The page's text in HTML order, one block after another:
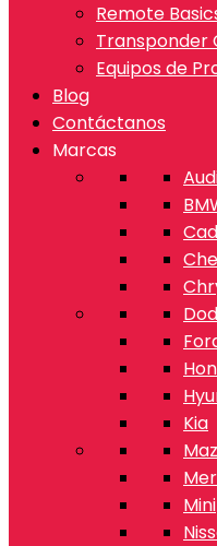
Remote
Transponder
Equipos de
Blog
Contáctanos
Marcas
Kia
Mini